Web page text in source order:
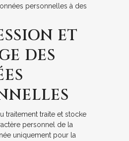
personnelles à des
ET
DES
traitement traite et stocke
personnel de la
uniquement pour la